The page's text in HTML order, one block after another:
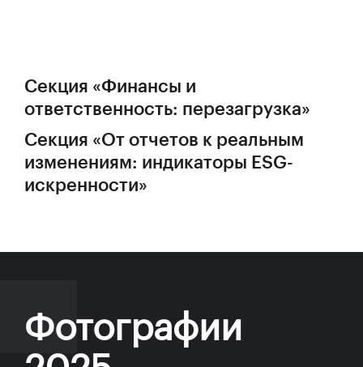
Секция «Финансы и
ответственность: перезагрузка»
Секция «От отчетов к реальным
изменениям: индикаторы ESG-
искренности»
Фотографии